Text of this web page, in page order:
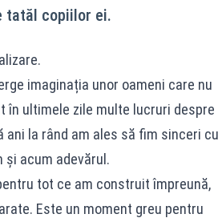
tatăl copiilor ei.
imaginația unor oameni care nu
în ultimele zile multe lucruri despre
ani la rând am ales să fim sinceri cu
acum adevărul.
tot ce am construit împreună,
Este un moment greu pentru